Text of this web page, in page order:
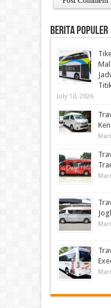
Berita Populer
July 10, 2026